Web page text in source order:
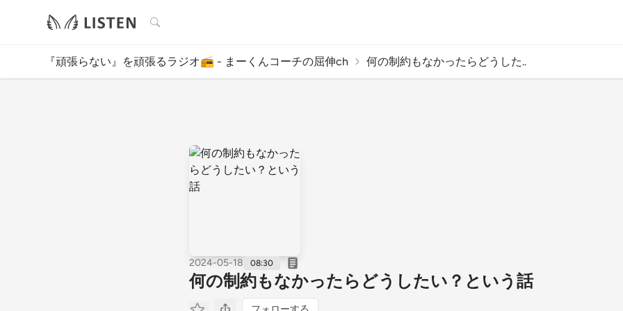
検索
『頑張らない』を頑張るラジオ📻 - まーくんコーチの屈伸ch 何の制約もなかったらどうした..
2024-05-18 08:30
何の制約もなかったらどうしたい？という話